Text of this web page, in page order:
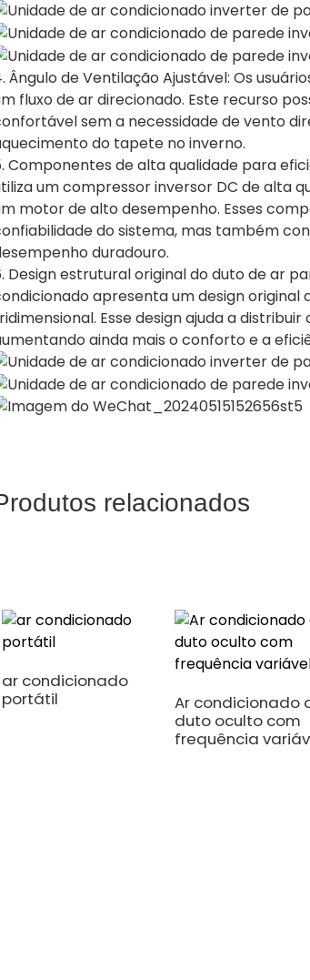
Ângulo de Ventilação Ajustável: Os
fluxo de ar direcionado. Este recurso
sem a necessidade de vento
do tapete no inverno.
Componentes de alta qualidade para
um compressor inversor DC de alta
motor de alto desempenho. Esses
do sistema, mas também
duradouro.
Design estrutural original do duto de ar
apresenta um design
Esse design ajuda a
ainda mais o conforto e a
relacionados
ar condicionado
portátil
Ar condicionado
duto oculto com
frequência